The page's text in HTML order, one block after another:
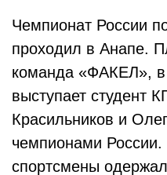
Чемпионат России
проходил в Анапе.
команда «ФАКЕЛ», в
выступает студент
Красильников и
чемпионами
спортсмены